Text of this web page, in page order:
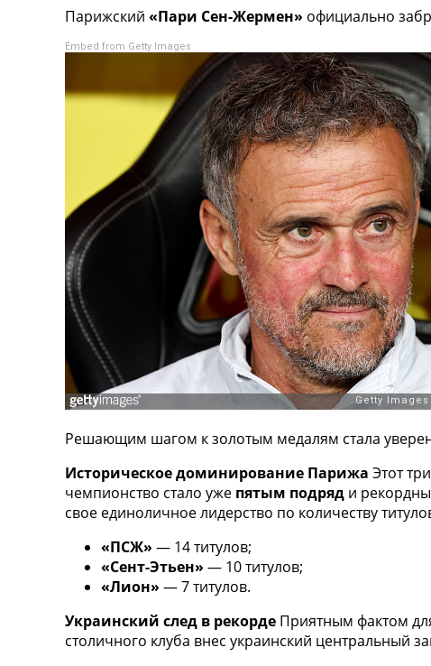
Турниры
Чемпионат Мира
Украина. Премьер-Лига
Украина. Первая Лига
Лига Чемпионов
Англия. Премьер Лига
Испания. Ла Лига
Другие Турниры >>>
Таблицы
Таблицы групп Чемпионата Мира
Украина. Премьер-Лига
Украина. Первая Лига
Лига Чемпионов. Таблицы групп
Англия. Премьер-Лига
Испания. Ла Лига
Все таблицы >>>
Рейтинг стран УЕФА
Рейтинг клубов УЕФА
Рейтинг ФИФА
ТВ программа
RU
UA
Categories
Главная
Новости футбола
Видео
Новости футбола Украины
Последние комментарии
Парижский «Пари Сен-Жермен» официально
Embed from Getty Images
Решающим шагом к золотым медалям стала
Историческое доминирование Парижа Этот
чемпионство стало уже пятым подряд и
свое единоличное лидерство по количеству
«ПСЖ» — 14 титулов;
«Сент-Этьен» — 10 титулов;
«Лион» — 7 титулов.
Украинский след в рекорде Приятным фактом
столичного клуба внес украинский центральный